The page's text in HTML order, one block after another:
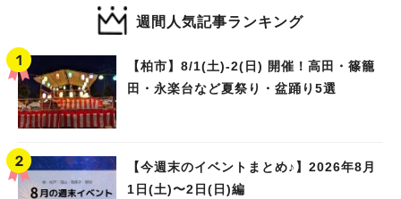
週間人気記事ランキング
【柏市】8/1(土)‐2(日) 開催！高田・篠籠
田・永楽台など夏祭り・盆踊り5選
【今週末のイベントまとめ♪】2026年8月
1日(土)〜2日(日)編